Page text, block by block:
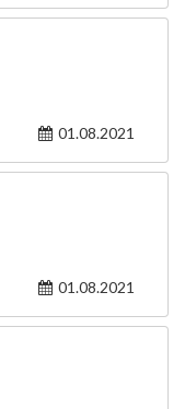
01.08.2021
01.08.2021